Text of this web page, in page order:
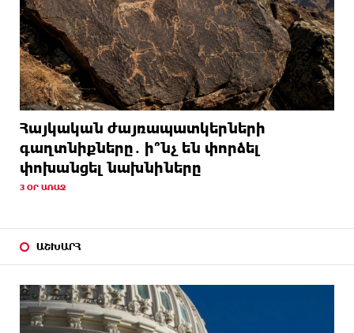
Հայկական ժայռապատկերների
գաղտնիքները․ ի՞նչ են փորձել
փոխանցել նախնիները
3 ՕՐ ԱՌԱՋ
ԱՇԽԱՐՀ